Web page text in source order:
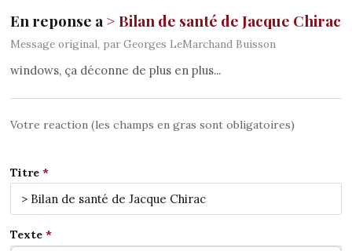
En reponse a > Bilan de santé de Jacque Chirac
Message original, par Georges LeMarchand Buisson
windows, ça déconne de plus en plus...
Votre reaction (les champs en gras sont obligatoires)
Titre
Texte